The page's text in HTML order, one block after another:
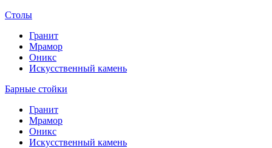
Столы
Гранит
Мрамор
Оникс
Искусственный камень
Барные стойки
Гранит
Мрамор
Оникс
Искусственный камень